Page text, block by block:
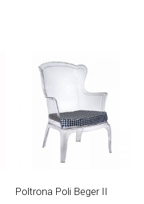
Poltrona Poli Beger II